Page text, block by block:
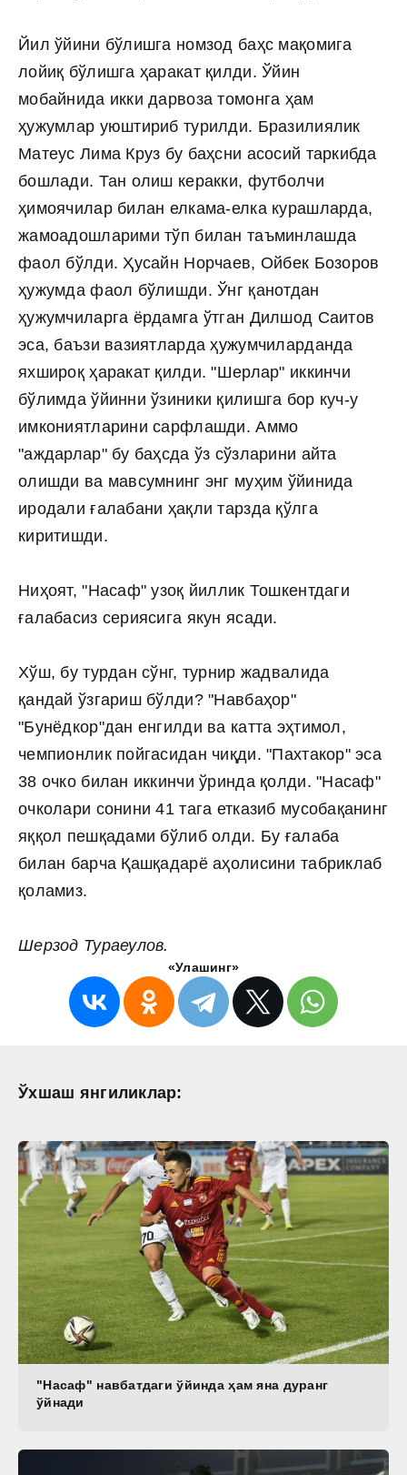
Йил ўйини бўлишга номзод баҳс мақомига
лойиқ бўлишга ҳаракат қилди. Ўйин
мобайнида икки дарвоза томонга ҳам
ҳужумлар уюштириб турилди. Бразилиялик
Матеус Лима Круз бу баҳсни асосий таркибда
бошлади. Тан олиш керакки, футболчи
ҳимоячилар билан елкама-елка курашларда,
жамоадошларими тўп билан таъминлашда
фаол бўлди. Ҳусайн Норчаев, Ойбек Бозоров
ҳужумда фаол бўлишди. Ўнг қанотдан
ҳужумчиларга ёрдамга ўтган Дилшод Саитов
эса, баъзи вазиятларда ҳужумчиларданда
яхшироқ ҳаракат қилди. "Шерлар" иккинчи
бўлимда ўйинни ўзиники қилишга бор куч-у
имкониятларини сарфлашди. Аммо
"аждарлар" бу баҳсда ўз сўзларини айта
олишди ва мавсумнинг энг муҳим ўйинида
иродали ғалабани ҳақли тарзда қўлга
киритишди.
Ниҳоят, "Насаф" узоқ йиллик Тошкентдаги
ғалабасиз сериясига якун ясади.
Хўш, бу турдан сўнг, турнир жадвалида
қандай ўзгариш бўлди? "Навбаҳор"
"Бунёдкор"дан енгилди ва катта эҳтимол,
чемпионлик пойгасидан чиқди. "Пахтакор" эса
38 очко билан иккинчи ўринда қолди. "Насаф"
очколари сонини 41 тага етказиб мусобақанинг
яққол пешқадами бўлиб олди. Бу ғалаба
билан барча Қашқадарё аҳолисини табриклаб
қоламиз.
Шерзод Тураеулов.
«Улашинг»
Ўхшаш янгиликлар:
"Насаф" навбатдаги ўйинда ҳам яна дуранг
ўйнади